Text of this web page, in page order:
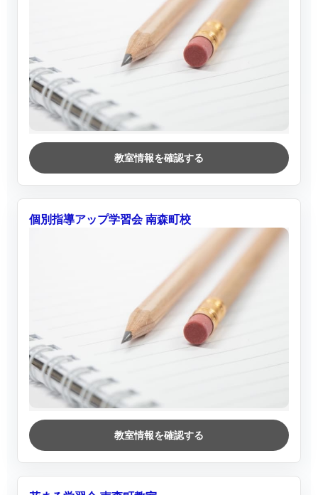
教室情報を確認する
個別指導アップ学習会 南森町校
教室情報を確認する